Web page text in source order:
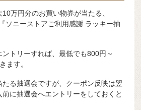
万円分のお買い物券が当たる、
ソニーストアご利用感謝 ラッキー抽
トリーすれば、最低でも800円～
ます。
る抽選会ですが、クーポン反映は翌
に抽選会へエントリーをしておくと